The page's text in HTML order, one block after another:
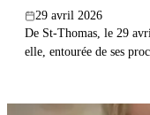
29 avril 2026
De St-Thomas, le 29
elle, entourée de ses